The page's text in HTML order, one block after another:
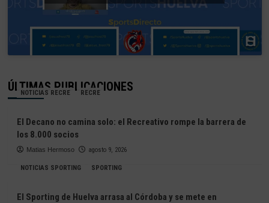
ÚLTIMAS PUBLICACIONES
NOTICIAS RECRE RECRE
El Decano no camina solo: el Recreativo rompe la barrera de
los 8.000 socios
Matias Hermoso agosto 9, 2026
NOTICIAS SPORTING SPORTING
El Sporting de Huelva arrasa al Córdoba y se mete en